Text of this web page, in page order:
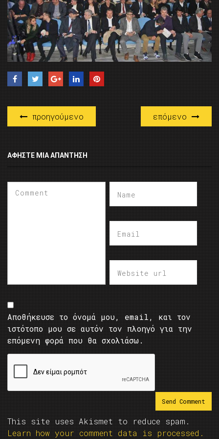
προηγούμενο επόμενο
ΑΦΉΣΤΕ ΜΙΑ ΑΠΆΝΤΗΣΗ
Αποθήκευσε το όνομά μου, email, και τον
ιστότοπο μου σε αυτόν τον πλοηγό για την
επόμενη φορά που θα σχολιάσω.
This site uses Akismet to reduce spam.
Learn how your comment data is processed.